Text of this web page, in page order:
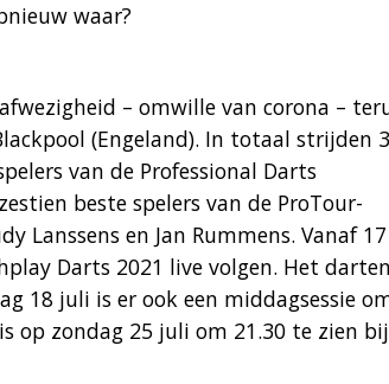
waar?
– omwille van corona –
(Engeland). In totaal strijden
van de Professional Darts
beste spelers van de ProTour-
Lanssens en Jan Rummens. Vanaf
Darts 2021 live volgen. Het
18 juli is er ook een middagsessie
op zondag 25 juli om 21.30 te zien bij